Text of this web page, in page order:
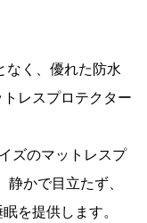
なく、優れた防水
レスプロテクター
ズのマットレスプ
かで目立たず、
を提供します。